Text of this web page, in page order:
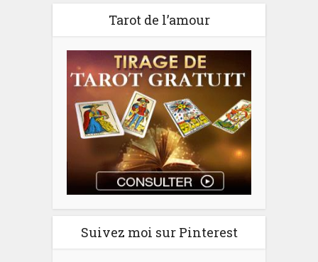
Tarot de l’amour
Suivez moi sur Pinterest